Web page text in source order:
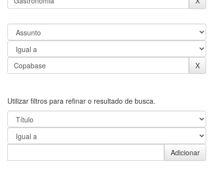
Utilizar filtros para refinar o resultado de busca.